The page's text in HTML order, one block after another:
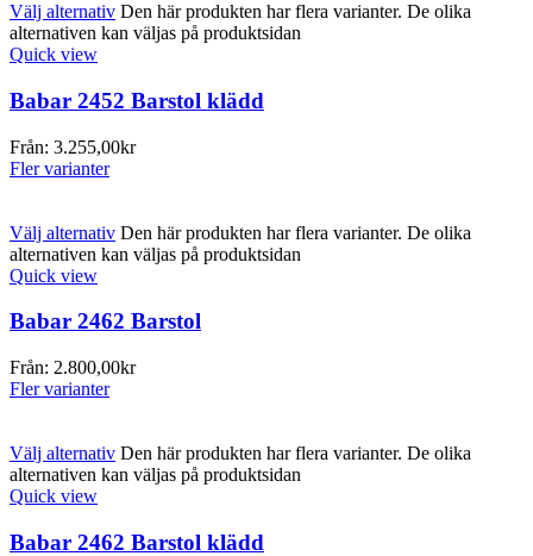
Välj alternativ Den här produkten har flera varianter. De olika
alternativen kan väljas på produktsidan
Quick view
Babar 2452 Barstol klädd
Från: 3.255,00kr
Fler varianter
Välj alternativ Den här produkten har flera varianter. De olika
alternativen kan väljas på produktsidan
Quick view
Babar 2462 Barstol
Från: 2.800,00kr
Fler varianter
Välj alternativ Den här produkten har flera varianter. De olika
alternativen kan väljas på produktsidan
Quick view
Babar 2462 Barstol klädd